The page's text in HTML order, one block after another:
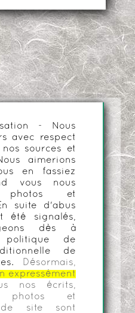
- Nous
avec respect
sources et
aimerions
en fassiez
vous nous
photos et
suite d'abus
été signalés,
dès à
de
de
Désormais,
expressément
nos écrits,
photos et
de site sont